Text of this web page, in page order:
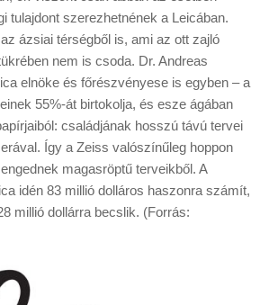
tulajdont szerezhetnének a Leicában.
ázsiai térségből is, ami az ott zajló
nem is csoda. Dr. Andreas
elnöke és főrészvényese is egyben – a
55%-át birtokolja, és esze ágában
családjának hosszú távú tervei
Így a Zeiss valószínűleg hoppon
magasröptű terveikből. A
idén 83 millió dolláros haszonra számít,
millió dollárra becslik. (Forrás: